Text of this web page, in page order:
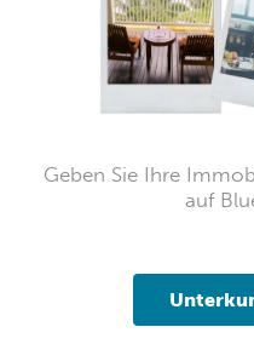
Geben Sie Ihre
auf